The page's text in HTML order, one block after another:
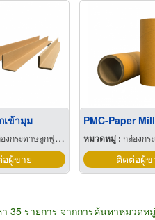
เข้ามุม
กระดาษลูกฟูกและไฟเบอร์
ผู้ขาย
PMC-Paper
หมวดหมู่ : กล่องกระดาษ
ติดต่อผู้ข
35 รายการ จากการค้นหาหมวด